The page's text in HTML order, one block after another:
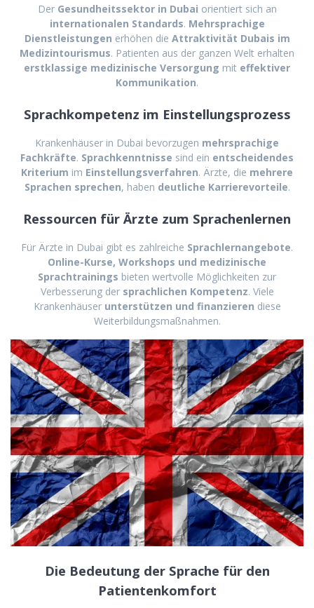
Der Gesundheitssektor in Dubai orientiert sich an
internationalen Standards. Mehrsprachige
Dienstleistungen erhöhen die Attraktivität Dubais im
Medizintourismus. Patienten aus der ganzen Welt erhalten
erstklassige medizinische Versorgung mit effektiver
Kommunikation.
Sprachkompetenz im Einstellungsprozess
Krankenhäuser in Dubai bevorzugen mehrsprachige
Fachkräfte. Sprachkenntnisse sind ein entscheidendes
Kriterium im Einstellungsverfahren. Ärzte, die mehrere
Sprachen sprechen, haben deutliche Karrierevorteile.
Ressourcen für Ärzte zum Sprachenlernen
Für Ärzte in Dubai gibt es zahlreiche Sprachlernangebote.
Online-Kurse, Workshops und medizinische
Sprachtrainings bieten wertvolle Möglichkeiten zur
Verbesserung der sprachlichen Kompetenz. Viele
Krankenhäuser unterstützen und finanzieren diese
Weiterbildungsmaßnahmen.
Die Bedeutung der Sprache für den
Patientenkomfort